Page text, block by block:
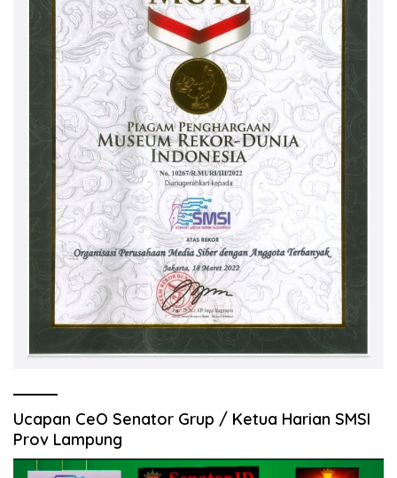
Ucapan CeO Senator Grup / Ketua Harian SMSI
Prov Lampung